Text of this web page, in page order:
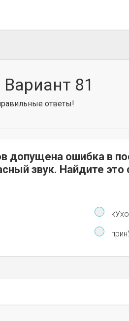
81
ответы!
допущена ошибка в
звук. Найдите это